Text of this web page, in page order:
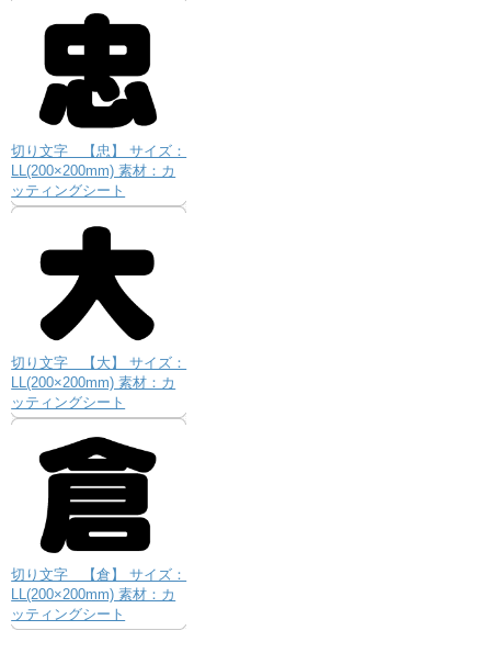
切り文字 【忠】 サイズ：
LL(200×200mm) 素材：カ
ッティングシート
切り文字 【大】 サイズ：
LL(200×200mm) 素材：カ
ッティングシート
切り文字 【倉】 サイズ：
LL(200×200mm) 素材：カ
ッティングシート